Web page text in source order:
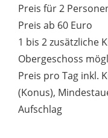
Preis für 2
Preis ab 60 Euro
1 bis 2 zusätzliche
Obergeschoss
Preis pro Tag inkl.
(Konus),
Aufschlag